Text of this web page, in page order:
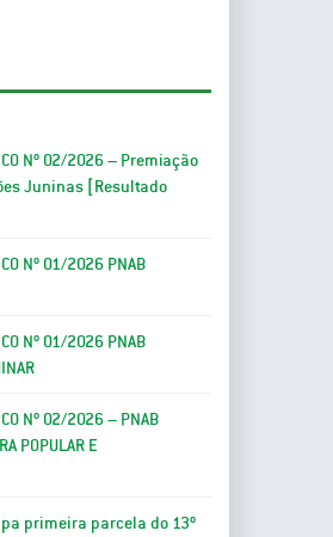
Nº 02/2026 – Premiação
Juninas [Resultado
Nº 01/2026 PNAB
Nº 01/2026 PNAB
Nº 02/2026 – PNAB
POPULAR E
primeira parcela do 13º